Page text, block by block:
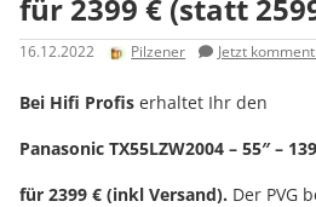
für 2399 € (statt
16.12.2022 Pilzener Jetzt
Bei Hifi Profis erhaltet Ihr den
Panasonic TX55LZW2004 – 55″ –
für 2399 € (inkl Versand). Der PVG